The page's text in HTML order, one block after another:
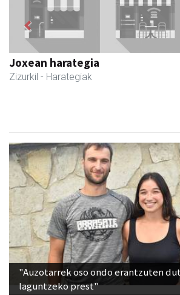
Joxean harategia
Zizurkil - Harategiak
Previous
"Auzotarrek oso ondo erantzuten
laguntzeko prest"